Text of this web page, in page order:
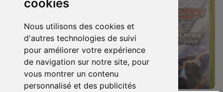
cookies
Nous utilisons des cookies et
d'autres technologies de suivi
pour améliorer votre expérience
de navigation sur notre site, pour
vous montrer un contenu
personnalisé et des publicités